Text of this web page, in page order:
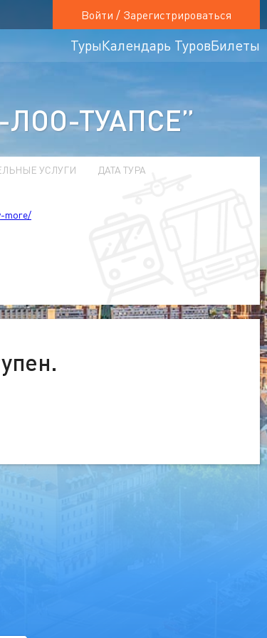
Войти / Зарегистрироваться
ТурыКалендарь ТуровБилеты
ТУАПСЕ”
УСЛУГИ ДАТА ТУРА
more/